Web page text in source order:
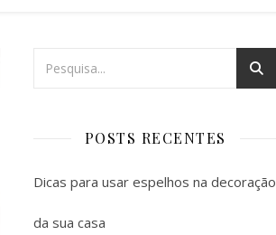
POSTS RECENTES
Dicas para usar espelhos na decoração
da sua casa